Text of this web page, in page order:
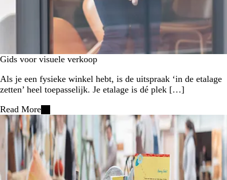
Gids voor visuele verkoop
Als je een fysieke winkel hebt, is de uitspraak ‘in de etalage
zetten’ heel toepasselijk. Je etalage is dé plek […]
Read More